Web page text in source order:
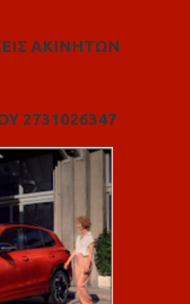
ΑΚΙΝΗΤΩΝ
2731026347